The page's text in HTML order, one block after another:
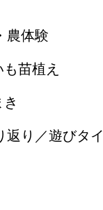
農体験
植え
り／遊びタ